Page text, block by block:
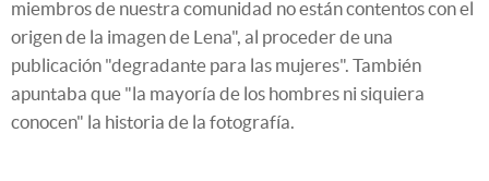
miembros de nuestra comunidad no están contentos con el
origen de la imagen de Lena", al proceder de una
publicación "degradante para las mujeres". También
apuntaba que "la mayoría de los hombres ni siquiera
conocen" la historia de la fotografía.